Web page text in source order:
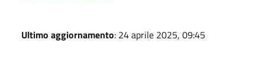
Ultimo aggiornamento: 24 aprile 2025, 09:45